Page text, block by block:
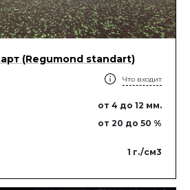
(Regumond standart)
Что входит
от 4 до 12 мм.
от 20 до 50 %
1 г./см3